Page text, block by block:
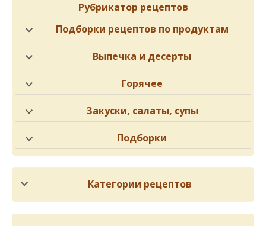
Рубрикатор рецептов
Подборки рецептов по продуктам
Выпечка и десерты
Горячее
Закуски, салаты, супы
Подборки
Категории рецептов